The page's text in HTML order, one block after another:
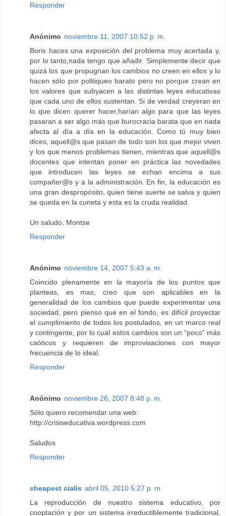
Responder
Anónimo noviembre 11, 2007 10:52 p. m.
Boris haces una exposición del problema muy acertada y,
por lo tanto,nada tengo que añadir. Simplemente decir que
quizá los que propugnan los cambios no creen en ellos y lo
hacen sólo por politiqueo barato pero no porque crean en
los valores que subyacen a las distintas leyes educativas
que cada uno de ellos sustentan. Si de verdad creyeran en
lo que dicen querer hacer,harían algo para que las leyes
pasaran a ser algo más que burocracia barata que en nada
afecta al día a día en la educación. Como tú muy bien
dices, aquell@s que pasan de todo son los que mejor viven
y los que menos problemas tienen, mientras que aquell@s
docentes que intentan poner en práctica las novedades
que introducen las leyes se echan encima a sus
compañer@s y a la administración. En fin, la educación es
una gran despropósito, quien tiene suerte se salva y quien
se queda en la cuneta y esta es la cruda realidad.
Un saludo, Montse
Responder
Anónimo noviembre 14, 2007 5:43 a. m.
Coincido plenamente en la mayoría de los puntos que
planteas, es mas, creo que son aplicables en la
generalidad de los cambios que puede experimentar una
sociedad, pero pienso que en el fondo, es difícil proyectar
el cumplimiento de todos los postulados, en un marco real
y contingente, por lo cual estos cambios son un “poco” más
caóticos y requieren de improvisaciones con mayor
frecuencia de lo ideal.
Responder
Anónimo noviembre 26, 2007 8:48 p. m.
Sólo quiero recomendar una web:
http://crisiseducativa.wordpress.com
Saludos
Responder
cheapest cialis abril 05, 2010 5:27 p. m.
La reproducción de nuestro sistema educativo, por
cooptación y por un sistema irreductiblemente tradicional,